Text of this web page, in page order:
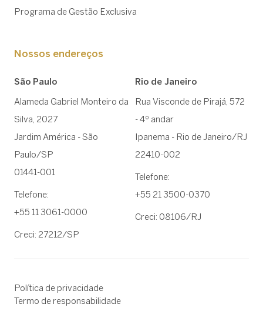
Programa de Gestão Exclusiva
Nossos endereços
São Paulo
Alameda Gabriel Monteiro da
Silva, 2027
Jardim América - São
Paulo/SP
01441-001
Telefone:
+55 11 3061-0000
Creci: 27212/SP
Rio de Janeiro
Rua Visconde de Pirajá, 572
- 4º andar
Ipanema - Rio de Janeiro/RJ
22410-002
Telefone:
+55 21 3500-0370
Creci: 08106/RJ
Política de privacidade
Termo de responsabilidade